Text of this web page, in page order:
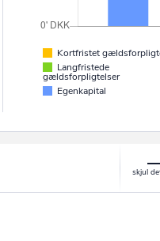
Kortfristet
Langfristede
gældsforpligtelser
Egenkapital